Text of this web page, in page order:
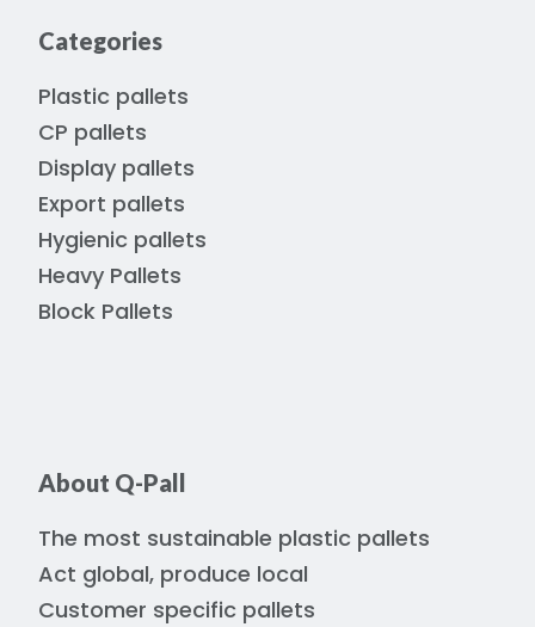
Categories
Plastic pallets
CP pallets
Display pallets
Export pallets
Hygienic pallets
Heavy Pallets
Block Pallets
About Q-Pall
The most sustainable plastic pallets
Act global, produce local
Customer specific pallets